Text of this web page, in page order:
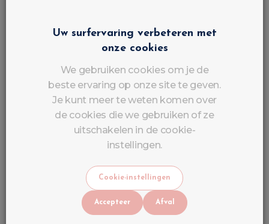
Geduld guillotine
BTW INBEGREPEN
Uw surfervaring verbeteren met
onze cookies
We gebruiken cookies om je de
beste ervaring op onze site te geven.
Je kunt meer te weten komen over
de cookies die we gebruiken of ze
uitschakelen in de cookie-
instellingen.
Cookie-instellingen
Accepteer Afval